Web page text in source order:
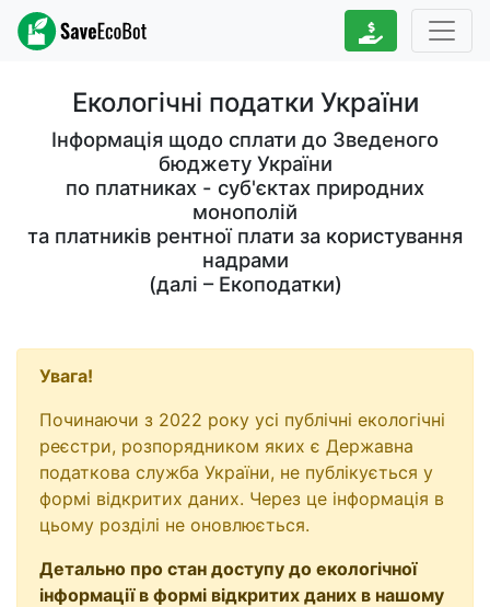
Екологічні податки України
Інформація щодо сплати до Зведеного
бюджету України
по платниках - суб'єктах природних
монополій
та платників рентної плати за користування
надрами
(далі – Екоподатки)
Увага!
Починаючи з 2022 року усі публічні екологічні
реєстри, розпорядником яких є Державна
податкова служба України, не публікується у
формі відкритих даних. Через це інформація в
цьому розділі не оновлюється.
Детально про стан доступу до екологічної
інформації в формі відкритих даних в нашому